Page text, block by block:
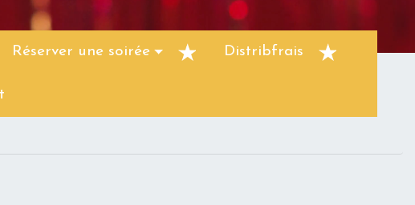
Réserver une soirée Distribfrais